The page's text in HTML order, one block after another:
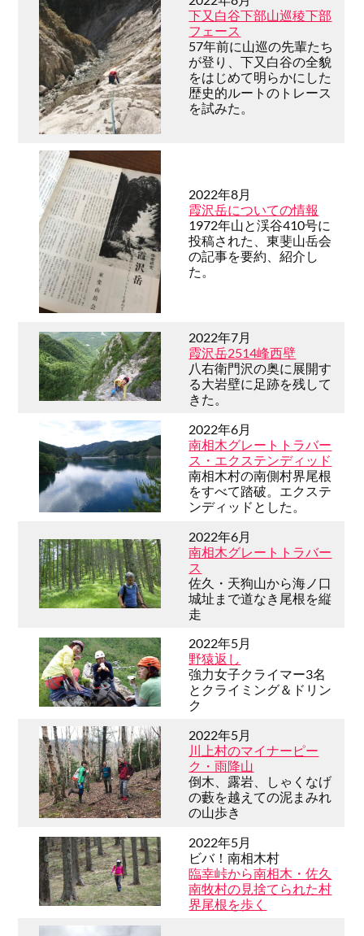
下又白谷下部山巡稜下部
フェース
57年前に山巡の先輩たち
が登り、下又白谷の全貌
をはじめて明らかにした
歴史的ルートのトレース
を試みた。
2022年8月
霞沢岳についての情報
1972年山と渓谷410号に
投稿された、東斐山岳会
の記事を要約、紹介し
た。
2022年7月
霞沢岳2514峰西壁
八右衛門沢の奥に展開す
る大岩壁に足跡を残して
きた。
2022年6月
南相木グレートトラバー
ス・エクステンディッド
南相木村の南側村界尾根
をすべて踏破。エクステ
ンディッドとした。
2022年6月
南相木グレートトラバー
ス
佐久・天狗山から海ノ口
城址まで道なき尾根を縦
走
2022年5月
野猿返し
強力女子クライマー3名
とクライミング＆ドリン
ク
2022年5月
川上村のマイナーピー
ク・雨降山
倒木、露岩、しゃくなげ
の藪を越えての泥まみれ
の山歩き
2022年5月
ビバ！南相木村
臨幸峠から南相木・佐久
南牧村の見捨てられた村
界尾根を歩く